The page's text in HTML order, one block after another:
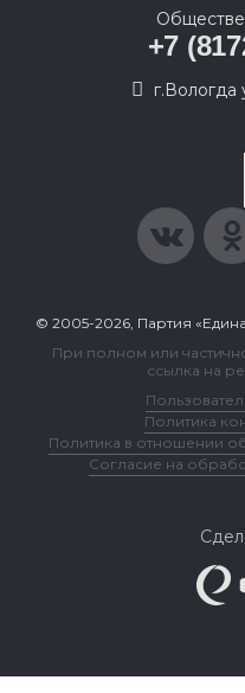
+7
г.Вологда
© 2005-2026, Партия
При полном или
ссылка на
Политика
Политика в отношении
Согласие на